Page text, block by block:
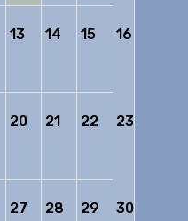
13 14 15 16
20 21 22 23
27 28 29 30